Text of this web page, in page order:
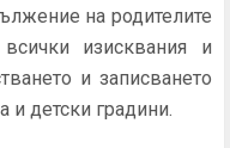
на родителите
изисквания и
и записването
и детски градини.